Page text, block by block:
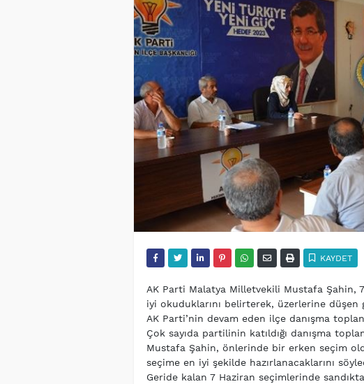
KAYDET
AK Parti Malatya Milletvekili Mustafa Şahin,
iyi okuduklarını belirterek, üzerlerine düşen
AK Parti’nin devam eden ilçe danışma
Çok sayıda partilinin katıldığı danışma
Mustafa Şahin, önlerinde bir erken seçim
seçime en iyi şekilde hazırlanacaklarını
Geride kalan 7 Haziran seçimlerinde